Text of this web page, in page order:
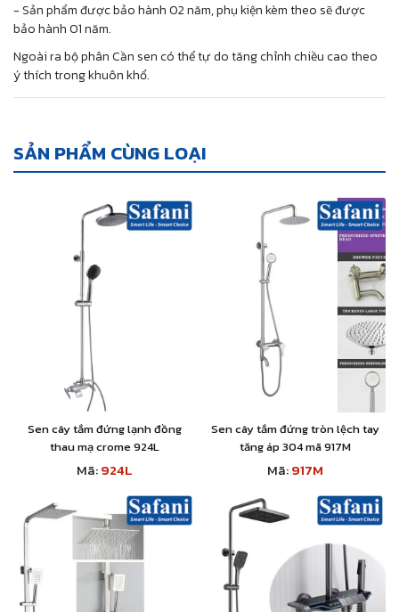
- Sản phẩm được bảo hành 02 năm, phụ kiện kèm theo sẽ được
bảo hành 01 năm.
Ngoài ra bộ phân Cần sen có thể tự do tăng chỉnh chiều cao theo
ý thích trong khuôn khổ.
SẢN PHẨM CÙNG LOẠI
Sen cây tắm đứng lạnh đồng
thau mạ crome 924L
Mã:924L
Sen cây tắm đứng tròn lệch tay
tăng áp 304 mã 917M
Mã:917M